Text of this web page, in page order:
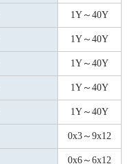
1Y～40Y
1Y～40Y
1Y～40Y
1Y～40Y
1Y～40Y
0x3～9x12
0x6～6x12